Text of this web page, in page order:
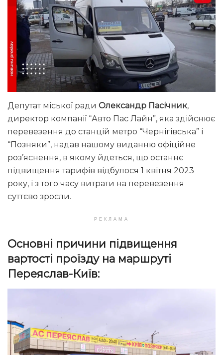
Депутат міської ради Олександр Пасічник,
директор компанії “Авто Пас Лайн”, яка здійснює
перевезення до станцій метро “Чернігівська” і
“Позняки”, надав нашому виданню офіційне
роз’яснення, в якому йдеться, що останнє
підвищення тарифів відбулося 1 квітня 2023
року, і з того часу витрати на перевезення
суттєво зросли.
РЕКЛАМА
Основні причини підвищення
вартості проїзду на маршруті
Переяслав-Київ: